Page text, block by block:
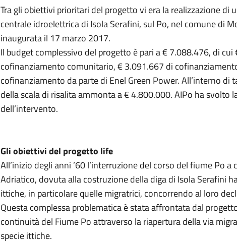
Tra gli obiettivi prioritari del progetto vi era la realizzazione di
centrale idroelettrica di Isola Serafini, sul Po, nel comune di
inaugurata il 17 marzo 2017.
Il budget complessivo del progetto è pari a € 7.088.476, di
cofinanziamento comunitario, € 3.091.667 di
cofinanziamento da parte di Enel Green Power. All’interno di
della scala di risalita ammonta a € 4.800.000. AIPo ha svolto
dell’intervento.
Gli obiettivi del progetto life
All’inizio degli anni ’60 l’interruzione del corso del fiume Po
Adriatico, dovuta alla costruzione della diga di Isola Serafini
ittiche, in particolare quelle migratrici, concorrendo al loro
Questa complessa problematica è stata affrontata dal
continuità del Fiume Po attraverso la riapertura della via
specie ittiche.